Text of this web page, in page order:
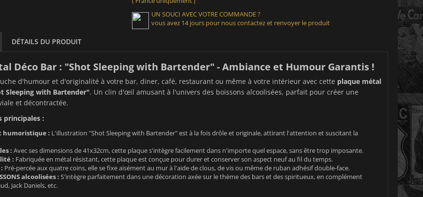
UN SOUCI AVEC VOTRE COMMANDE ?
vous avez 14 jours pour nous contactez et renvoyer le produit
DÉTAILS DU PRODUIT
Déco Bar : "Shot Sleeping with Bartender" - Ambiance et Humour Garantis !
d'humour et d'originalité à votre bar, diner, café, restaurant ou même à votre intérieur avec cette plaque métal
Sleeping with Bartender". Un clin d'œil amusant à l'univers des boissons alcoolisées, parfait pour créer une
et décontractée.
principales :
humoristique : L'illustration "Shot Sleeping with Bartender" est à la fois drôle et originale, attirant l'attention et suscitant la
: Avec ses dimensions de 41x32cm, cette plaque s'intègre facilement dans n'importe quel espace, sans être trop imposante.
: Fabriquée en métal résistant, cette plaque est conçue pour durer et conserver son aspect neuf au fil du temps.
Pré-percée aux quatre coins, elle se fixe aisément au mur à l'aide de clous, de vis ou même de ruban adhésif double-face.
alcoolisées : S'intègre parfaitement dans une décoration axée sur le thème des bars et des spiritueux, en complément
Jack Daniels, etc.